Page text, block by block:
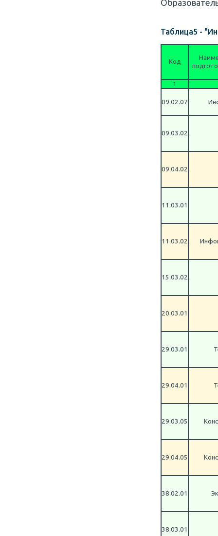
Таблица5 -
Код
1
09.02.07
09.03.02
09.04.02
11.03.01
11.03.02
15.03.02
20.03.01
29.03.01
29.04.01
29.03.05
29.04.05
38.02.01
38.03.01